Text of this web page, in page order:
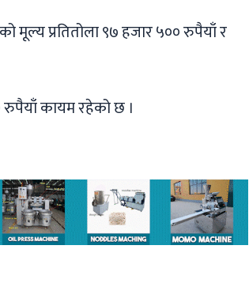
प्रतितोला ९७ हजार ५०० रुपैयाँ र
रुपैयाँ कायम रहेको छ ।